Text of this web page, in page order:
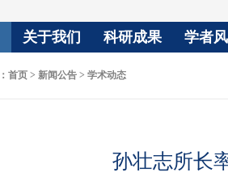
关于我们 科研成果 学者
首页 > 新闻公告 > 学术动态
孙壮志所长